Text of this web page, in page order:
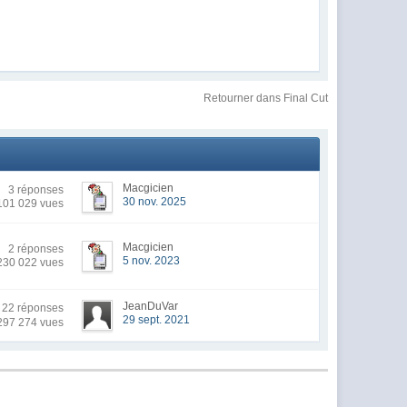
Retourner dans Final Cut
3 réponses
029 vues
Macgicien
30 nov. 2025
2 réponses
022 vues
Macgicien
5 nov. 2023
22 réponses
274 vues
JeanDuVar
29 sept. 2021